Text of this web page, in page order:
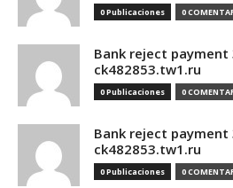
0 Publicaciones 0
Bank reject payment
ck482853.tw1.ru
0 Publicaciones 0
Bank reject payment
ck482853.tw1.ru
0 Publicaciones 0